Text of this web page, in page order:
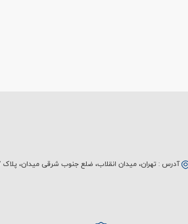
آدرس : تهران، میدان انقلاب، ضلع جنوب شرقی میدان، پلاک 7، نبش کوچه آبرو